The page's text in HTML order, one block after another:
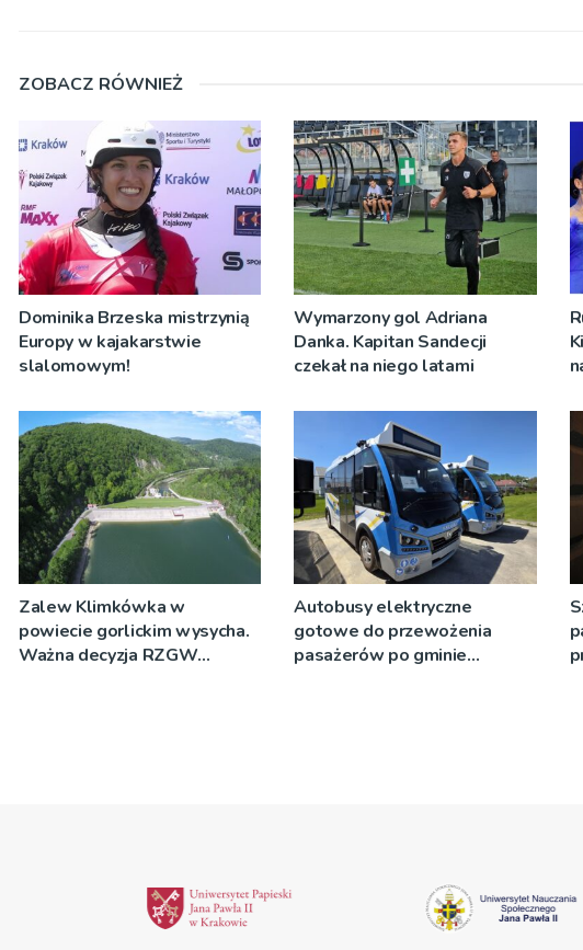
ZOBACZ RÓWNIEŻ
Dominika Brzeska mistrzynią
Europy w kajakarstwie
slalomowym!
Wymarzony gol Adriana
Danka. Kapitan Sandecji
czekał na niego latami
Zalew Klimkówka w
powiecie gorlickim wysycha.
Ważna decyzja RZGW
Autobusy elektryczne
gotowe do przewożenia
pasażerów po gminie